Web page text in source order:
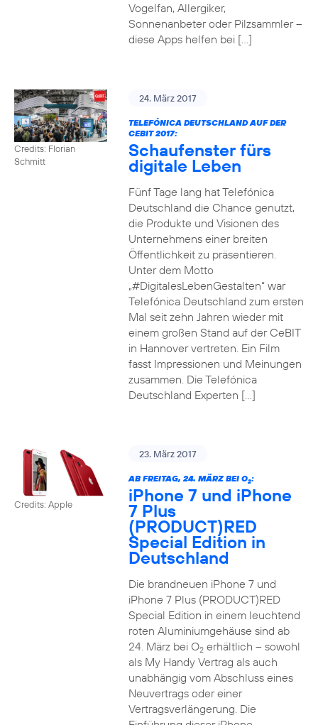
Vogelfan, Allergiker,
Sonnenanbeter oder Pilzsammler –
diese Apps helfen bei […]
Credits: Florian
Schmitt
24. März 2017
TELEFÓNICA DEUTSCHLAND AUF DER
CEBIT 2017:
Schaufenster fürs
digitale Leben
Fünf Tage lang hat Telefónica
Deutschland die Chance genutzt,
die Produkte und Visionen des
Unternehmens einer breiten
Öffentlichkeit zu präsentieren.
Unter dem Motto
„#DigitalesLebenGestalten“ war
Telefónica Deutschland zum ersten
Mal seit zehn Jahren wieder mit
einem großen Stand auf der CeBIT
in Hannover vertreten. Ein Film
fasst Impressionen und Meinungen
zusammen. Die Telefónica
Deutschland Experten […]
Credits: Apple
23. März 2017
AB FREITAG, 24. MÄRZ BEI O2:
iPhone 7 und iPhone
7 Plus
(PRODUCT)RED
Special Edition in
Deutschland
Die brandneuen iPhone 7 und
iPhone 7 Plus (PRODUCT)RED
Special Edition in einem leuchtend
roten Aluminiumgehäuse sind ab
24. März bei O2erhältlich – sowohl
als My Handy Vertrag als auch
unabhängig vom Abschluss eines
Neuvertrags oder einer
Vertragsverlängerung. Die